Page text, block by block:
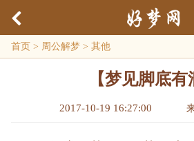
首页 > 周公解梦 > 其他
【梦见脚底有
2017-10-19 16:27:00